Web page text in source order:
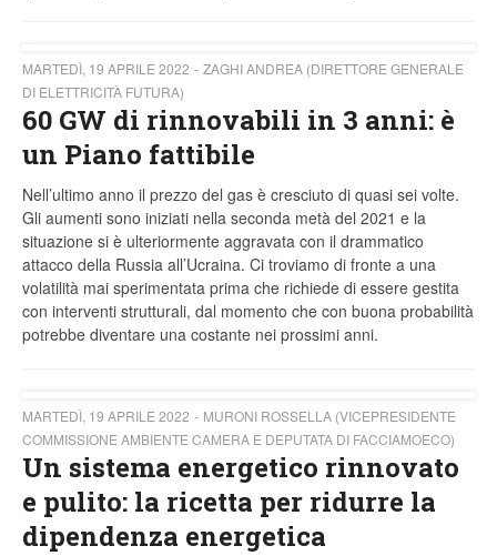
MARTEDÌ, 19 APRILE 2022
ZAGHI ANDREA (DIRETTORE GENERALE
DI ELETTRICITÀ FUTURA)
60 GW di rinnovabili in 3 anni: è
un Piano fattibile
Nell’ultimo anno il prezzo del gas è cresciuto di quasi sei volte.
Gli aumenti sono iniziati nella seconda metà del 2021 e la
situazione si è ulteriormente aggravata con il drammatico
attacco della Russia all’Ucraina. Ci troviamo di fronte a una
volatilità mai sperimentata prima che richiede di essere gestita
con interventi strutturali, dal momento che con buona probabilità
potrebbe diventare una costante nei prossimi anni.
MARTEDÌ, 19 APRILE 2022
MURONI ROSSELLA (VICEPRESIDENTE
COMMISSIONE AMBIENTE CAMERA E DEPUTATA DI FACCIAMOECO)
Un sistema energetico rinnovato
e pulito: la ricetta per ridurre la
dipendenza energetica